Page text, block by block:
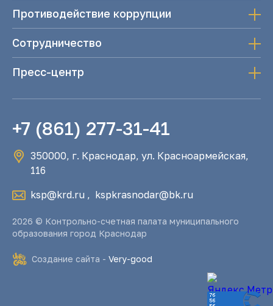
Противодействие коррупции
Сотрудничество
Пресс-центр
+7 (861) 277-31-41
350000, г. Краснодар, ул. Красноармейская,
116
ksp@krd.ru , kspkrasnodar@bk.ru
2026 © Контрольно-счетная палата муниципального
образования город Краснодар
Создание сайта - Very-good